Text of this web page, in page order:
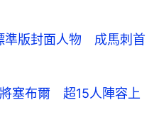
準版封面人物 成馬刺首
塞布爾 超15人陣容上